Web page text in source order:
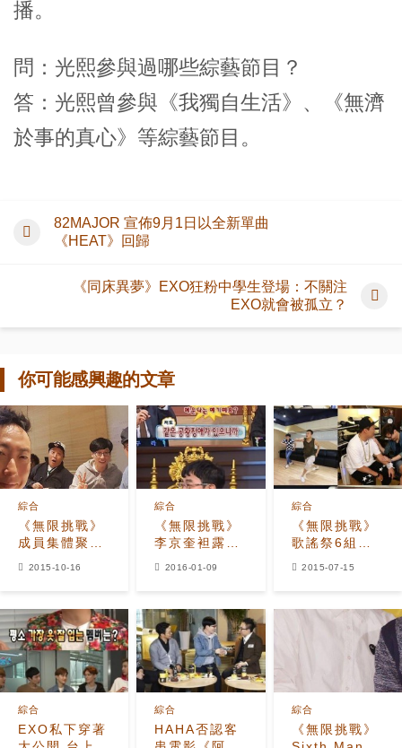
播。
問：光熙參與過哪些綜藝節目？
答：光熙曾參與《我獨自生活》、《無濟
於事的真心》等綜藝節目。
82MAJOR 宣佈9月1日以全新單曲
《HEAT》回歸
《同床異夢》EXO狂粉中學生登場：不關注
EXO就會被孤立？
你可能感興趣的文章
《無限挑戰》
成員集體聚餐
綜合
2015-10-16
《無限挑戰》
李京奎袒露野
充才行”
綜合
2016-01-09
《無限挑戰》
歌謠祭6組搭
綜合
2015-07-15
EXO私下穿著
綜合
HAHA否認客
綜合
《無限挑戰》
綜合